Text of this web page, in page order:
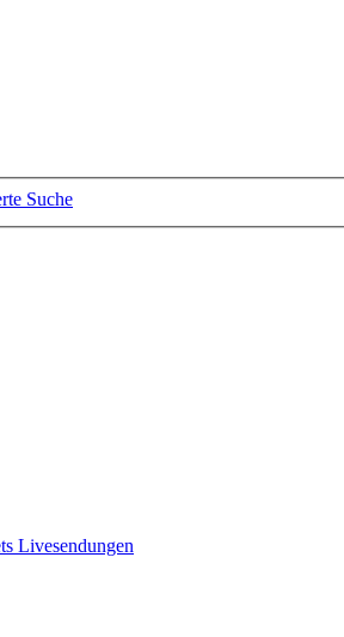
Suche
Livesendungen